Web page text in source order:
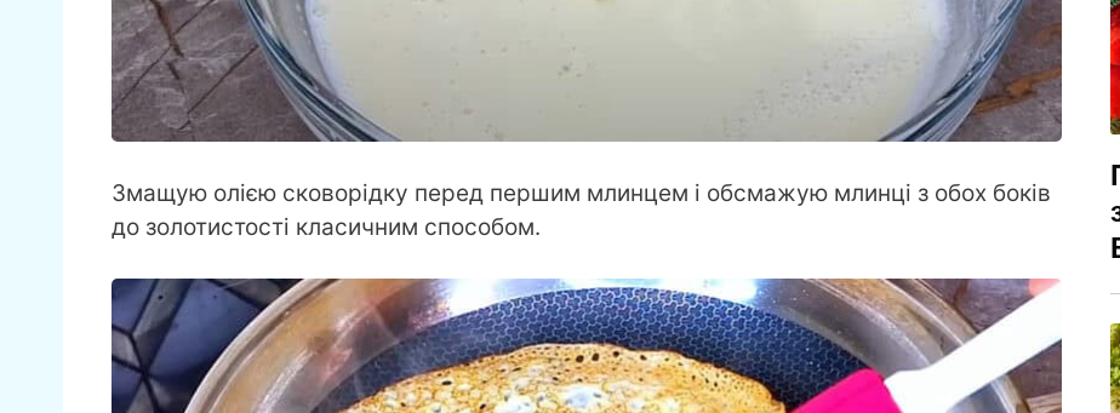
Змащую олією сковорідку перед першим млинцем і обсмажую млинці з обох боків
до золотистості класичним способом.